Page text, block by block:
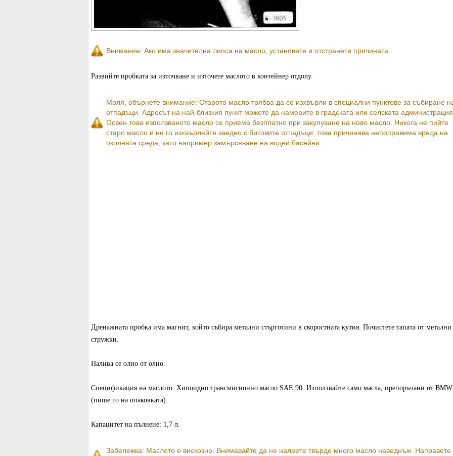
Внимание: Ако има значителна липса на масло, установете и отстранете причината.
Развийте пробката за източване и източете маслото в контейнер отдолу.
Моля, обърнете внимание: Старото масло трябва да се изхвърли в специални пунктове за събиране
отпадъци. Адресът на най-близкия пункт можете да намерите в градската или селската
Освен това използваното масло се приема безплатно при закупуване на ново масло. Никога не пийте
старо масло и не го изхвърляйте заедно с битовите отпадъци: това причинява непоправима вреда на
околната среда, като например замърсяване на водни басейни.
Дренажната пробка има магнит, който събира метални стърготини в скоростната кутия. Почистете тапата от метални
стружки.
Налива се олио от олио.
Спецификация на маслото: Хипоидно трансмисионно масло SAE 90. Използвайте само масла, препоръчани от BMW
(пише го на опаковката).
Капацитет на пълнене: 1,7 л.
Забележка: Маслото е вискозно. Внимавайте да не налеете твърде много масло наведнъж. Направете